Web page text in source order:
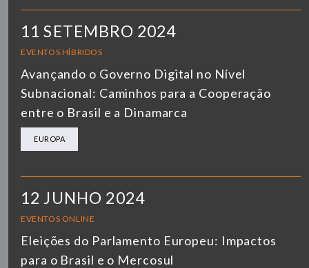
11 SETEMBRO 2024
EVENTOS HÍBRIDOS
Avançando o Governo Digital no Nível
Subnacional: Caminhos para a Cooperação
entre o Brasil e a Dinamarca
EUROPA
12 JUNHO 2024
EVENTOS ONLINE
Eleições do Parlamento Europeu: Impactos
para o Brasil e o Mercosul